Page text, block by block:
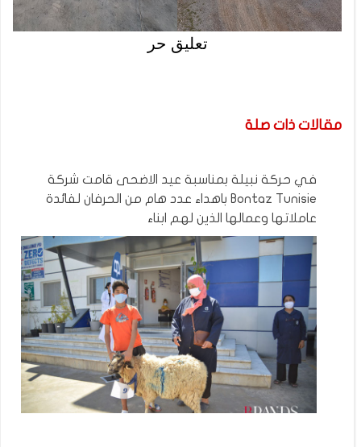
تعليق حر
مقالات ذات صلة
في حركة نبيلة بمناسبة عيد الاضحى قامت شركة
Bontaz Tunisie باهداء عدد هام من الحرفان لفائدة
عاملاتها وعمالها الذين لهم ابناء